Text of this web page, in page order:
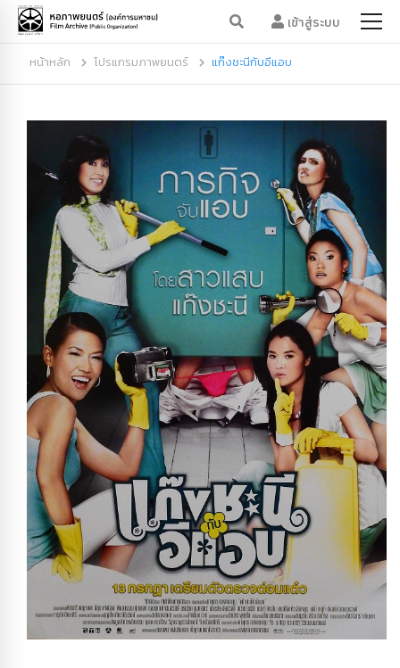
เข้าสู่ระบบ
หน้าหลัก โปรแกรมภาพยนตร์ แก๊งชะนีกับอีแอบ